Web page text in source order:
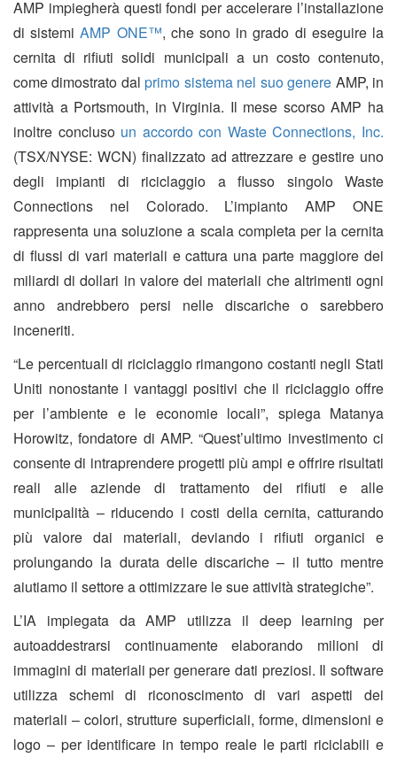
AMP impiegherà questi fondi per accelerare l’installazione
di sistemiAMP ONE™, che sono in grado di eseguire la
cernita di rifiuti solidi municipali a un costo contenuto,
come dimostrato dalprimo sistema nel suo genere AMP, in
attività a Portsmouth, in Virginia. Il mese scorso AMP ha
inoltre concluso un accordo con Waste Connections, Inc.
(TSX/NYSE: WCN) finalizzato ad attrezzare e gestire uno
degli impianti di riciclaggio a flusso singolo Waste
Connections nel Colorado. L’impianto AMP ONE
rappresenta una soluzione a scala completa per la cernita
di flussi di vari materiali e cattura una parte maggiore dei
miliardi di dollari in valore dei materiali che altrimenti ogni
anno andrebbero persi nelle discariche o sarebbero
inceneriti.
“Le percentuali di riciclaggio rimangono costanti negli Stati
Uniti nonostante i vantaggi positivi che il riciclaggio offre
per l’ambiente e le economie locali”, spiega Matanya
Horowitz, fondatore di AMP. “Quest’ultimo investimento ci
consente di intraprendere progetti più ampi e offrire risultati
reali alle aziende di trattamento dei rifiuti e alle
municipalità – riducendo i costi della cernita, catturando
più valore dai materiali, deviando i rifiuti organici e
prolungando la durata delle discariche – il tutto mentre
aiutiamo il settore a ottimizzare le sue attività strategiche”.
L’IA impiegata da AMP utilizza il deep learning per
autoaddestrarsi continuamente elaborando milioni di
immagini di materiali per generare dati preziosi. Il software
utilizza schemi di riconoscimento di vari aspetti dei
materiali – colori, strutture superficiali, forme, dimensioni e
logo – per identificare in tempo reale le parti riciclabili e